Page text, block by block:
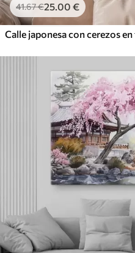
41.67€25.00 €